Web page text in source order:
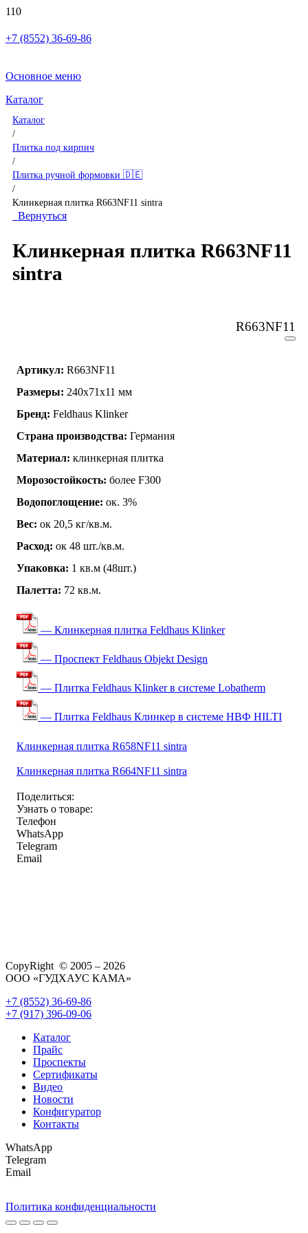
+7 (8552) 36-69-86
Основное меню
Каталог
Каталог
/
Плитка под кирпич
/
Плитка ручной формовки 🇩🇪
/
Клинкерная плитка R663NF11 sintra
Вернуться
Клинкерная плитка R663NF11
sintra
R663NF11
Артикул: R663NF11
Размеры: 240x71x11 мм
Бренд: Feldhaus Klinker
Страна производства: Германия
Материал: клинкерная плитка
Морозостойкость: более F300
Водопоглощение: ок. 3%
Вес: ок 20,5 кг/кв.м.
Расход: ок 48 шт./кв.м.
Упаковка: 1 кв.м (48шт.)
Палетта: 72 кв.м.
— Клинкерная плитка Feldhaus Klinker
— Проспект Feldhaus Objekt Design
— Плитка Feldhaus Klinker в системе Lobatherm
— Плитка Feldhaus Клинкер в системе НВФ HILTI
Клинкерная плитка R658NF11 sintra
Клинкерная плитка R664NF11 sintra
Поделиться:
Узнать о товаре:
Телефон
WhatsApp
Telegram
Email
CopyRight © 2005 – 2026
ООО «ГУДХАУС КАМА»
+7 (8552) 36-69-86
+7 (917) 396-09-06
Каталог
Прайс
Проспекты
Сертификаты
Видео
Новости
Конфигуратор
Контакты
WhatsApp
Telegram
Email
Политика конфиденциальности